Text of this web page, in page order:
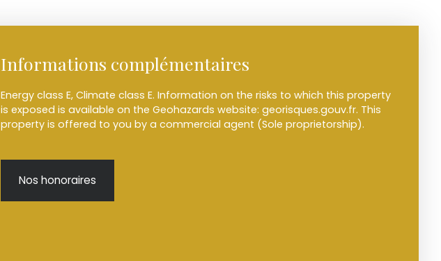
Informations complémentaires
Energy class E, Climate class E. Information on the risks to which this property
is exposed is available on the Geohazards website: georisques.gouv.fr. This
property is offered to you by a commercial agent (Sole proprietorship).
Nos honoraires